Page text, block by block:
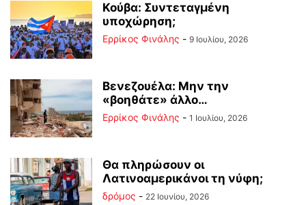
Κούβα: Συντεταγμένη
υποχώρηση;
Ερρίκος Φινάλης - 9 Ιουλίου, 2026
Βενεζουέλα: Μην την
«βοηθάτε» άλλο…
Ερρίκος Φινάλης - 1 Ιουλίου, 2026
Θα πληρώσουν οι
Λατινοαμερικάνοι τη νύφη;
δρόμος - 22 Ιουνίου, 2026